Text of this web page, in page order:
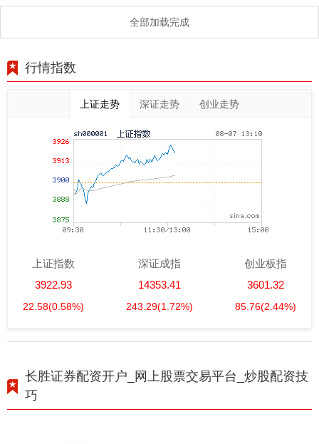
全部加载完成
行情指数
上证走势 深证走势 创业走势
上证指数
3922.93
22.58(0.58%)
深证成指
14353.41
243.29(1.72%)
创业板指
3601.32
85.76(2.44%)
长胜证券配资开户_网上股票交易平台_炒股配资技
巧